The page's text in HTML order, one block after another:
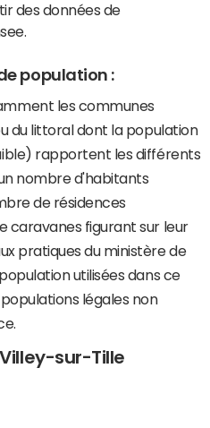
des données de
population :
les communes
du littoral dont la population
rapportent les différents
nombre d'habitants
de résidences
caravanes figurant sur leur
pratiques du ministère de
utilisées dans ce
légales non
sur-Tille